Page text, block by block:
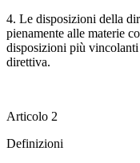
4. Le disposizioni della
pienamente alle materie
disposizioni più vincolanti
direttiva.
Articolo 2
Definizioni